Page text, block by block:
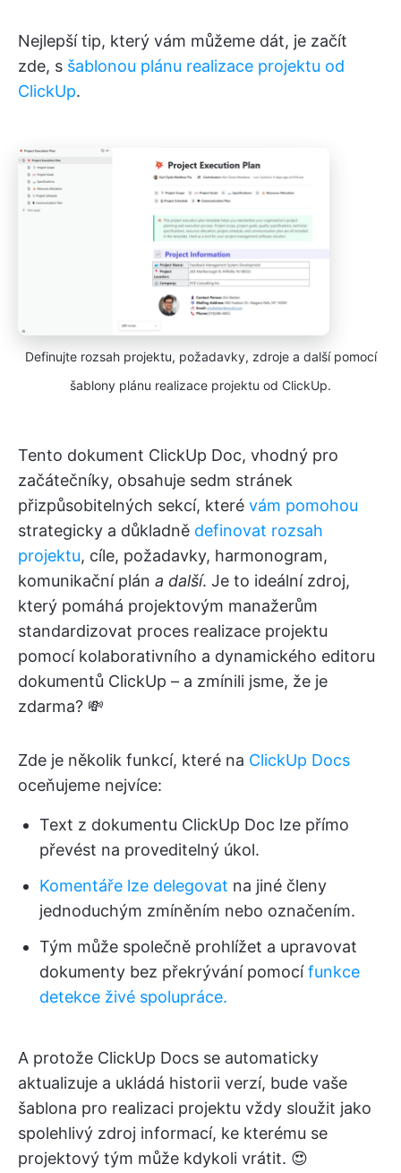
Nejlepší tip, který vám můžeme dát, je začít
zde, s šablonou plánu realizace projektu od
ClickUp.
Definujte rozsah projektu, požadavky, zdroje a další pomocí
šablony plánu realizace projektu od ClickUp.
Tento dokument ClickUp Doc, vhodný pro
začátečníky, obsahuje sedm stránek
přizpůsobitelných sekcí, které vám pomohou
strategicky a důkladně definovat rozsah
projektu, cíle, požadavky, harmonogram,
komunikační plán a další. Je to ideální zdroj,
který pomáhá projektovým manažerům
standardizovat proces realizace projektu
pomocí kolaborativního a dynamického editoru
dokumentů ClickUp – a zmínili jsme, že je
zdarma? 💸
Zde je několik funkcí, které na ClickUp Docs
oceňujeme nejvíce:
Text z dokumentu ClickUp Doc lze přímo
převést na proveditelný úkol.
Komentáře lze delegovat na jiné členy
jednoduchým zmíněním nebo označením.
Tým může společně prohlížet a upravovat
dokumenty bez překrývání pomocífunkce
detekce živé spolupráce.
A protože ClickUp Docs se automaticky
aktualizuje a ukládá historii verzí, bude vaše
šablona pro realizaci projektu vždy sloužit jako
spolehlivý zdroj informací, ke kterému se
projektový tým může kdykoli vrátit. 😍